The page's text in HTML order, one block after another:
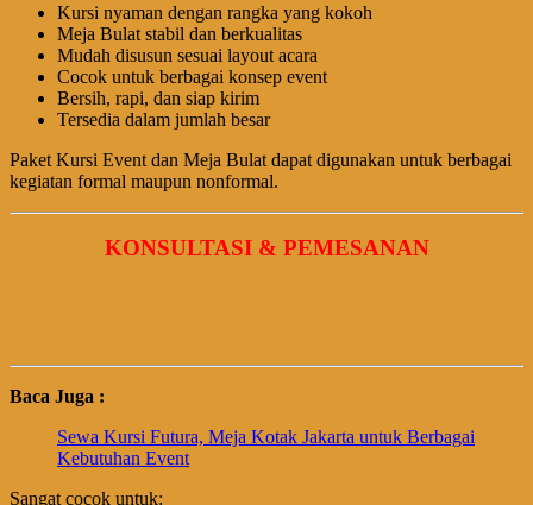
Kursi nyaman dengan rangka yang kokoh
Meja Bulat stabil dan berkualitas
Mudah disusun sesuai layout acara
Cocok untuk berbagai konsep event
Bersih, rapi, dan siap kirim
Tersedia dalam jumlah besar
Paket Kursi Event dan Meja Bulat dapat digunakan untuk berbagai
kegiatan formal maupun nonformal.
KONSULTASI & PEMESANAN
Baca Juga :
Sewa Kursi Futura, Meja Kotak Jakarta untuk Berbagai
Kebutuhan Event
Sangat cocok untuk: